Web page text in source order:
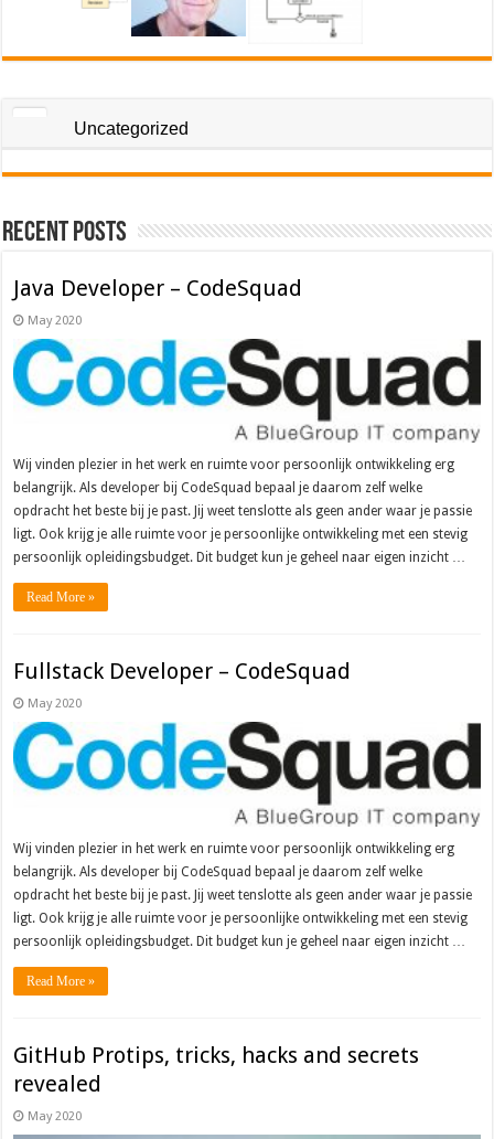
Uncategorized
Recent Posts
Java Developer – CodeSquad
May 2020
Wij vinden plezier in het werk en ruimte voor persoonlijk ontwikkeling erg
belangrijk. Als developer bij CodeSquad bepaal je daarom zelf welke
opdracht het beste bij je past. Jij weet tenslotte als geen ander waar je passie
ligt. Ook krijg je alle ruimte voor je persoonlijke ontwikkeling met een stevig
persoonlijk opleidingsbudget. Dit budget kun je geheel naar eigen inzicht …
Read More »
Fullstack Developer – CodeSquad
May 2020
Wij vinden plezier in het werk en ruimte voor persoonlijk ontwikkeling erg
belangrijk. Als developer bij CodeSquad bepaal je daarom zelf welke
opdracht het beste bij je past. Jij weet tenslotte als geen ander waar je passie
ligt. Ook krijg je alle ruimte voor je persoonlijke ontwikkeling met een stevig
persoonlijk opleidingsbudget. Dit budget kun je geheel naar eigen inzicht …
Read More »
GitHub Protips, tricks, hacks and secrets
revealed
May 2020